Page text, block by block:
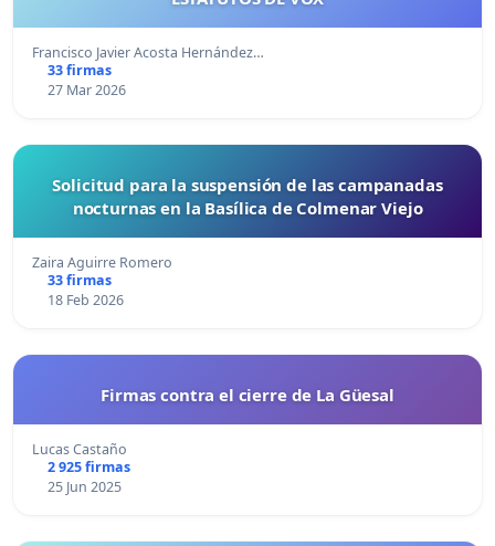
Francisco Javier Acosta Hernández…
33 firmas
27 Mar 2026
Solicitud para la suspensión de las campanadas
nocturnas en la Basílica de Colmenar Viejo
Zaira Aguirre Romero
33 firmas
18 Feb 2026
Firmas contra el cierre de La Güesal
Lucas Castaño
2 925 firmas
25 Jun 2025